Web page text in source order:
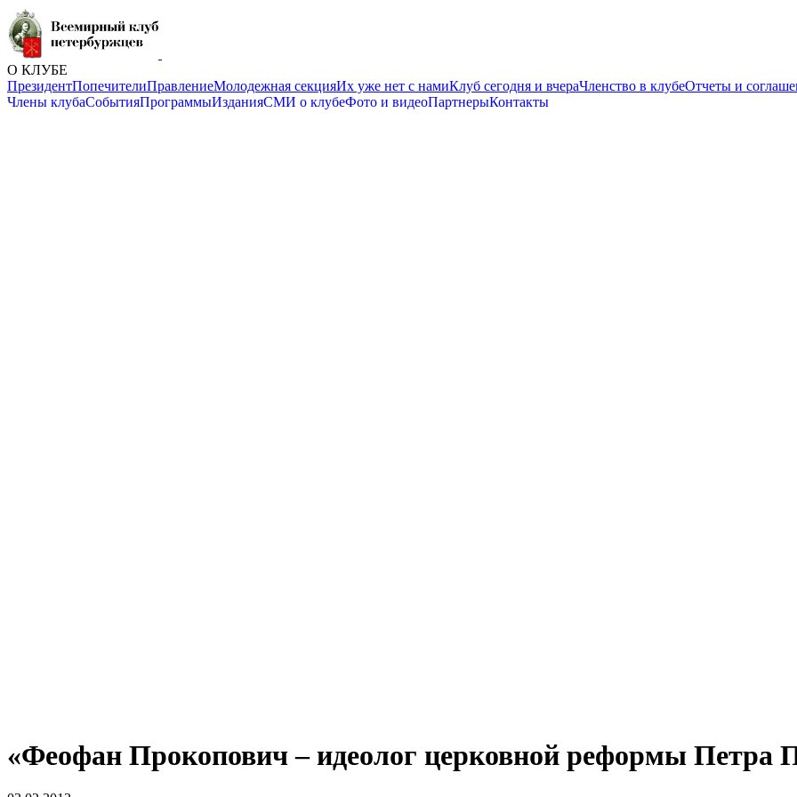
О КЛУБЕ
ПрезидентПопечителиПравлениеМолодежная секцияИх уже нет с намиКлуб сегодня и вчераЧленство в клубеОтчеты и
Члены клубаСобытияПрограммыИзданияСМИ о клубеФото и видеоПартнерыКонтакты
«Феофан Прокопович – идеолог церковной реформы Петра